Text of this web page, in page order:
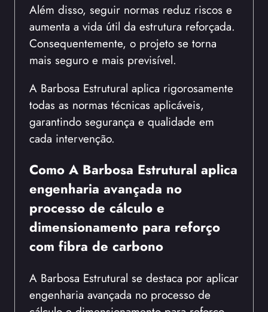
Além disso, seguir normas reduz riscos e
aumenta a vida útil da estrutura reforçada.
Consequentemente, o projeto se torna
mais seguro e mais previsível.
A Barbosa Estrutural aplica rigorosamente
todas as normas técnicas aplicáveis,
garantindo segurança e qualidade em
cada intervenção.
Como A Barbosa Estrutural aplica
engenharia avançada no
processo de cálculo e
dimensionamento para reforço
com fibra de carbono
A Barbosa Estrutural se destaca por aplicar
engenharia avançada no processo de